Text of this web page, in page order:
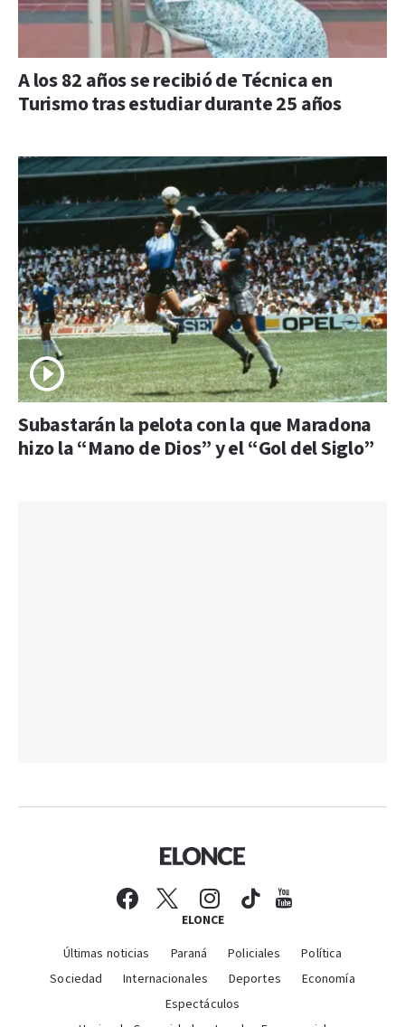
A los 82 años se recibió de Técnica en
Turismo tras estudiar durante 25 años
Subastarán la pelota con la que Maradona
hizo la “Mano de Dios” y el “Gol del Siglo”
ELONCE
Últimas noticias Paraná Policiales
Política
Sociedad
Internacionales Deportes
Economía
Espectáculos